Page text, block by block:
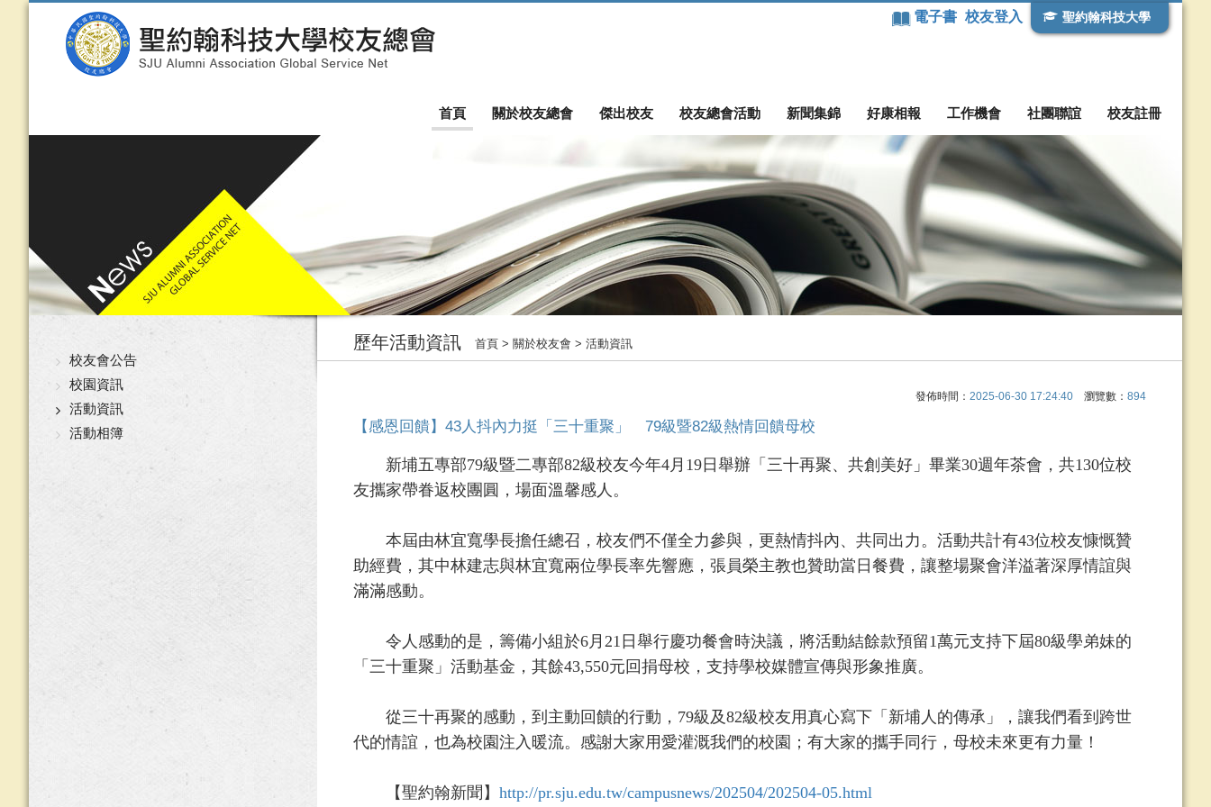
電子書 校友登入 聖約翰科技大學
首頁 關於校友總會 傑出校友 校友總會活動 新聞集錦 好康相報 工作機會 社團聯誼 校友註冊
校友會公告
校園資訊
活動資訊
活動相簿
歷年活動資訊 首頁 > 關於校友會 > 活動資訊
發佈時間： 2025-06-30 17:24:40 瀏覽數： 894
【感恩回饋】43人抖內力挺「三十重聚」 79級暨82級熱情回饋母校
新埔五專部79級暨二專部82級校友今年4月19日舉辦「三十再聚、共創美好」畢業30週年茶會，共130位校
友攜家帶眷返校團圓，場面溫馨感人。
本屆由林宜寬學長擔任總召，校友們不僅全力參與，更熱情抖內、共同出力。活動共計有43位校友慷慨贊
助經費，其中林建志與林宜寬兩位學長率先響應，張員榮主教也贊助當日餐費，讓整場聚會洋溢著深厚情誼與
滿滿感動。
令人感動的是，籌備小組於6月21日舉行慶功餐會時決議，將活動結餘款預留1萬元支持下屆80級學弟妹的
「三十重聚」活動基金，其餘43,550元回捐母校，支持學校媒體宣傳與形象推廣。
從三十再聚的感動，到主動回饋的行動，79級及82級校友用真心寫下「新埔人的傳承」，讓我們看到跨世
代的情誼，也為校園注入暖流。感謝大家用愛灌溉我們的校園；有大家的攜手同行，母校未來更有力量！
【聖約翰新聞】 http://pr.sju.edu.tw/campusnews/202504/202504-05.html